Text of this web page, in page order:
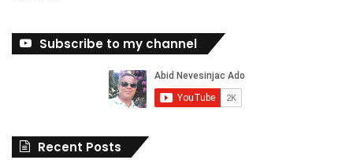
Subscribe to my channel
Recent Posts